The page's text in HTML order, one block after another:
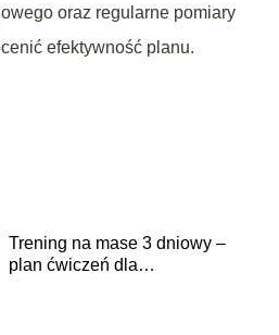
oraz regularne pomiary
efektywność planu.
Trening na mase 3 dniowy –
plan ćwiczeń dla